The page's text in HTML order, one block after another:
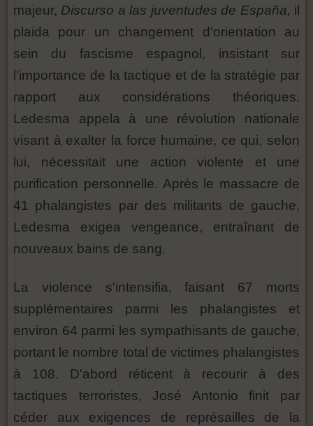
majeur, Discurso a las juventudes de España, il
plaida pour un changement d'orientation au
sein du fascisme espagnol, insistant sur
l'importance de la tactique et de la stratégie par
rapport aux considérations théoriques.
Ledesma appela à une révolution nationale
visant à exalter la force humaine, ce qui, selon
lui, nécessitait une action violente et une
purification personnelle. Après le massacre de
41 phalangistes par des militants de gauche,
Ledesma exigea vengeance, entraînant de
nouveaux bains de sang.
La violence s'intensifia, faisant 67 morts
supplémentaires parmi les phalangistes et
environ 64 parmi les sympathisants de gauche,
portant le nombre total de victimes phalangistes
à 108. D'abord réticent à recourir à des
tactiques terroristes, José Antonio finit par
céder aux exigences de représailles de la